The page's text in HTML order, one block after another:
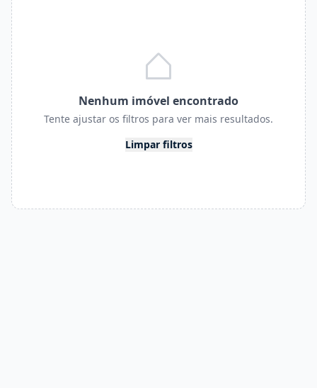
Nenhum imóvel encontrado
Tente ajustar os filtros para ver mais resultados.
Limpar filtros